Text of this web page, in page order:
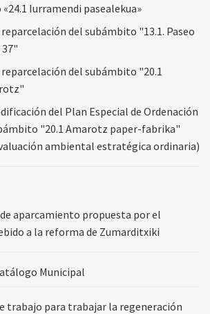
Iurramendi pasealekua»
del subámbito "13.1. Paseo
37"
del subámbito "20.1
del Plan Especial de Ordenación
"20.1 Amarotz paper-fabrika"
ambiental estratégica ordinaria)
aparcamiento propuesta por el
a la reforma de Zumarditxiki
Municipal
trabajo para trabajar la regeneración